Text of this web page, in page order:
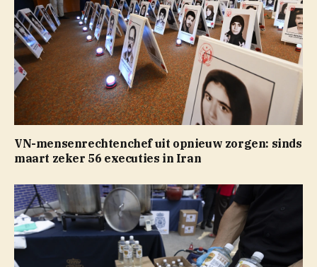
VN-mensenrechtenchef uit opnieuw zorgen: sinds
maart zeker 56 executies in Iran